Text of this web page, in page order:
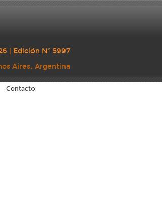
| Edición N° 5997
Aires, Argentina
Contacto